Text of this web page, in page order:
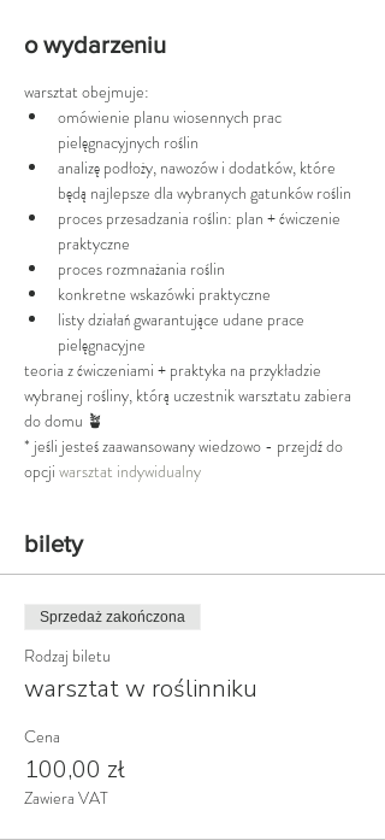
o wydarzeniu
warsztat obejmuje:
omówienie planu wiosennych prac
pielęgnacyjnych roślin
analizę podłoży, nawozów i dodatków, które
będą najlepsze dla wybranych gatunków roślin
proces przesadzania roślin: plan + ćwiczenie
praktyczne
proces rozmnażania roślin
konkretne wskazówki praktyczne
listy działań gwarantujące udane prace
pielęgnacyjne
teoria z ćwiczeniami + praktyka na przykładzie
wybranej rośliny, którą uczestnik warsztatu zabiera
do domu 🪴
* jeśli jesteś zaawansowany wiedzowo - przejdź do
opcji warsztat indywidualny
bilety
Sprzedaż zakończona
Rodzaj biletu
warsztat w roślinniku
Cena
100,00 zł
Zawiera VAT